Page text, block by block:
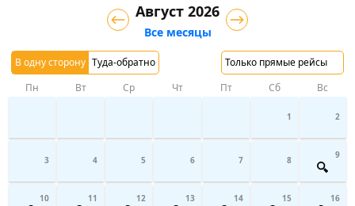
В одну сторону Туда-обратно Только прямые рейсы
Август 2026
Все месяцы
Пн Вт Ср Чт Пт Сб Вс
1 2
3 4 5 6 7 8 9
10 11 12 13 14 15 16